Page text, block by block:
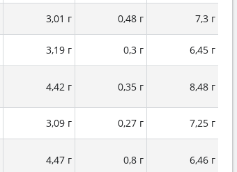
3,01 г 0,48 г
7,3 г
3,19 г 0,3 г
6,45 г
4,42 г 0,35 г 8,48 г
3,09 г 0,27 г
7,25 г
4,47 г 0,8 г 6,46 г